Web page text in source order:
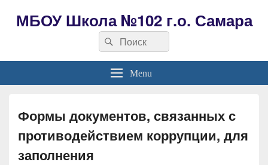
МБОУ Школа №102 г.о. Самара
Search
for:
Search
Menu
Формы документов, связанных с
противодействием коррупции, для
заполнения